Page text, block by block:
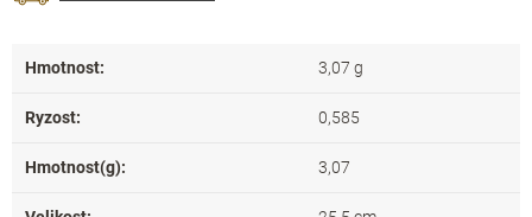
Hmotnost: 3,07 g
Ryzost: 0,585
Hmotnost(g): 3,07